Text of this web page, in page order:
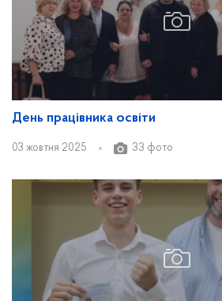
День працівника освіти
03 жовтня 2025 33 фото